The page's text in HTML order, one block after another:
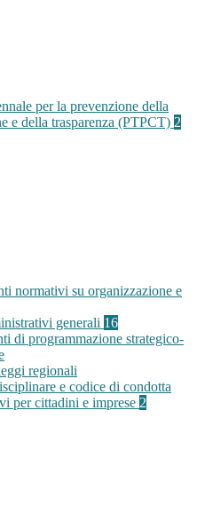
per la prevenzione della
e della trasparenza (PTPCT) 2
normativi su organizzazione e
generali 16
di programmazione strategico-
regionali
e codice di condotta
per cittadini e imprese 2